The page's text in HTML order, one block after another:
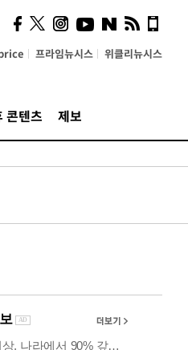
프라임뉴시스 위클리뉴시스
콘텐츠 제보
시, 스마트폰 액세서리에
NFC 더했다